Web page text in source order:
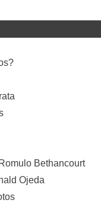
Bethancourt
Ojeda